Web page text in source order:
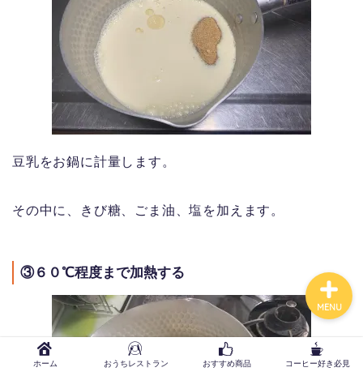
豆乳をお鍋に計量します。
その中に、きび糖、ごま油、塩を加えます。
③６０℃程度まで加熱する
ホーム おうちレストラン おすすめ商品 コーヒー好き必見
MENU
ホーム
おうちレストラン
コーヒー好き必見